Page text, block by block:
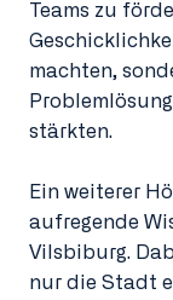
Teams zu
machten,
stärkten.
Ein weiterer
aufregende
Vilsbiburg.
nur die Stadt